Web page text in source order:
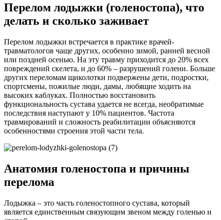
Перелом лодыжки (голеностопа), что
делать и сколько заживает
Перелом лодыжки встречается в практике врачей-
травматологов чаще других, особенно зимой, ранней весной
или поздней осенью. На эту травму приходится до 20% всех
повреждений скелета, и до 60% – разрушений голени. Больше
других переломам щиколотки подвержены дети, подростки,
спортсмены, пожилые люди, дамы, любящие ходить на
высоких каблуках. Полностью восстановить
функциональность сустава удается не всегда, необратимые
последствия наступают у 10% пациентов. Частота
травмирований и сложность реабилитации объясняются
особенностями строения этой части тела.
Анатомия голеностопа и причины
перелома
Лодыжка – это часть голеностопного сустава, который
является единственным связующим звеном между голенью и